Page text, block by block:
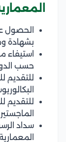
الحصول
بشهادة
استيفاء
حسب
للتقديم
للتقديم
سداد